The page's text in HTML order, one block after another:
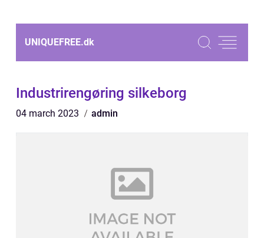
UNIQUEFREE.dk
Industrirengøring silkeborg
04 march 2023 admin